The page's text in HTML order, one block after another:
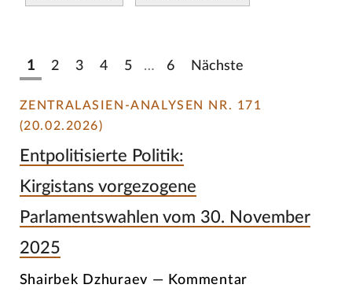
1 2 3 4 5 … 6 Nächste
ZENTRALASIEN-ANALYSEN NR. 171
(20.02.2026)
Entpolitisierte Politik:
Kirgistans vorgezogene
Parlamentswahlen vom 30. November
2025
Shairbek Dzhuraev — Kommentar